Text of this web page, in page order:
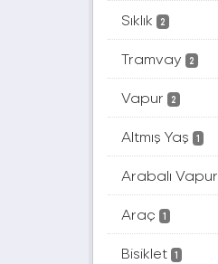
Sıklık 2
Tramvay 2
Vapur 2
Altmış Yaş 1
Arabalı Vapur
Araç 1
Bisiklet 1